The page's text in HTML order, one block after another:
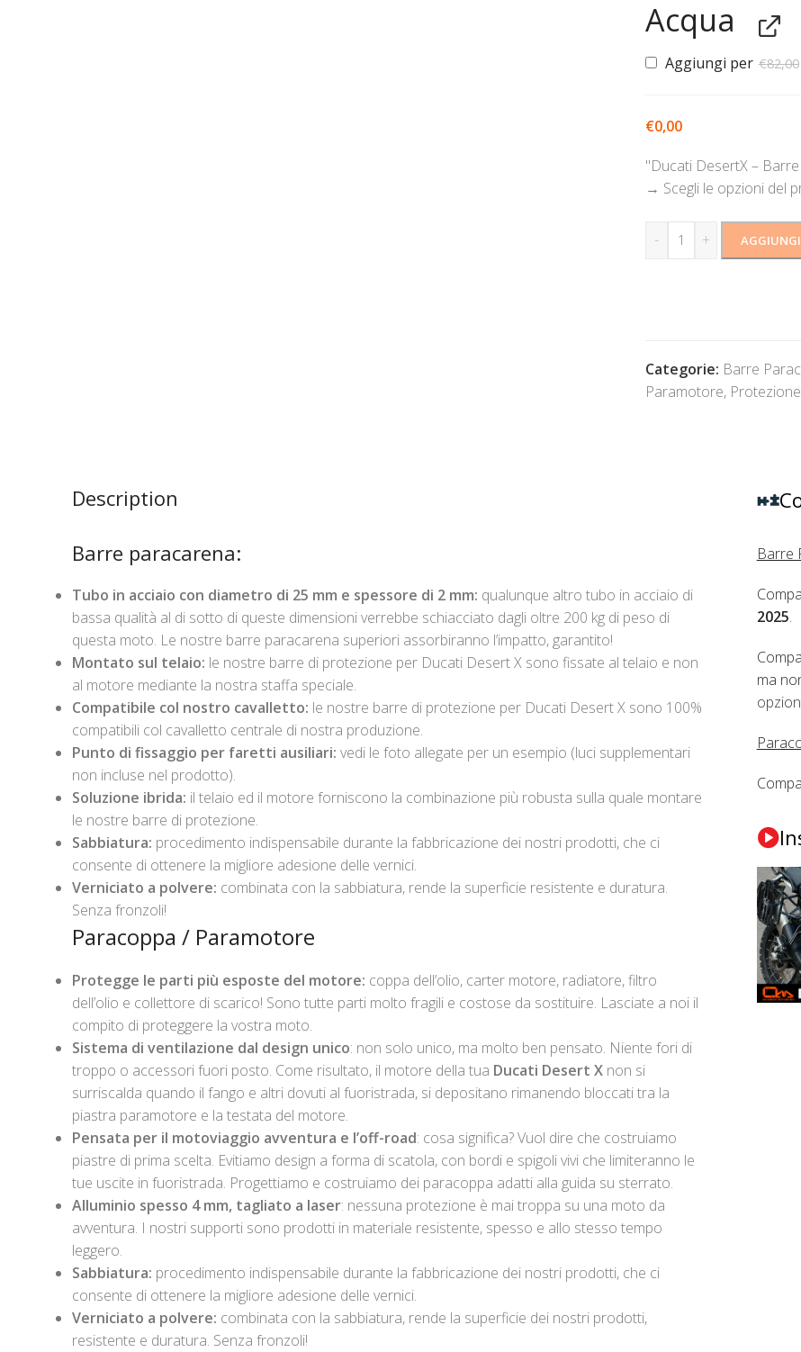
Acqua
Aggiungi per €82,00
€0,00
"Ducati DesertX –
→ Scegli le opzioni del
- +
Categorie: Barre
Paramotore, Protezione
Description
Barre paracarena:
Tubo in acciaio con diametro di 25 mm e spessore di 2 mm: qualunque altro tubo in acciaio di
bassa qualità al di sotto di queste dimensioni verrebbe schiacciato dagli oltre 200 kg di peso di
questa moto. Le nostre barre paracarena superiori assorbiranno l’impatto, garantito!
Montato sul telaio: le nostre barre di protezione per Ducati Desert X sono fissate al telaio e non
al motore mediante la nostra staffa speciale.
Compatibile col nostro cavalletto: le nostre barre di protezione per Ducati Desert X sono 100%
compatibili col cavalletto centrale di nostra produzione.
Punto di fissaggio per faretti ausiliari: vedi le foto allegate per un esempio (luci supplementari
non incluse nel prodotto).
Soluzione ibrida: il telaio ed il motore forniscono la combinazione più robusta sulla quale montare
le nostre barre di protezione.
Sabbiatura: procedimento indispensabile durante la fabbricazione dei nostri prodotti, che ci
consente di ottenere la migliore adesione delle vernici.
Verniciato a polvere: combinata con la sabbiatura, rende la superficie resistente e duratura.
Senza fronzoli!
Paracoppa / Paramotore
Protegge le parti più esposte del motore: coppa dell’olio, carter motore, radiatore, filtro
dell’olio e collettore di scarico! Sono tutte parti molto fragili e costose da sostituire. Lasciate a noi il
compito di proteggere la vostra moto.
Sistema di ventilazione dal design unico: non solo unico, ma molto ben pensato. Niente fori di
troppo o accessori fuori posto. Come risultato, il motore della tua Ducati Desert X non si
surriscalda quando il fango e altri dovuti al fuoristrada, si depositano rimanendo bloccati tra la
piastra paramotore e la testata del motore.
Pensata per il motoviaggio avventura e l’off-road: cosa significa? Vuol dire che costruiamo
piastre di prima scelta. Evitiamo design a forma di scatola, con bordi e spigoli vivi che limiteranno le
tue uscite in fuoristrada. Progettiamo e costruiamo dei paracoppa adatti alla guida su sterrato.
Alluminio spesso 4 mm, tagliato a laser: nessuna protezione è mai troppa su una moto da
avventura. I nostri supporti sono prodotti in materiale resistente, spesso e allo stesso tempo
leggero.
Sabbiatura: procedimento indispensabile durante la fabbricazione dei nostri prodotti, che ci
consente di ottenere la migliore adesione delle vernici.
Verniciato a polvere: combinata con la sabbiatura, rende la superficie dei nostri prodotti,
resistente e duratura. Senza fronzoli!
Barre
2025.
ma